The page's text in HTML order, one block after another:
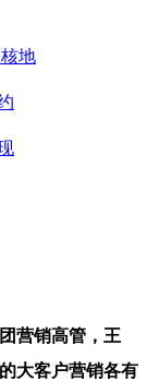
地
营销高管，王
大客户营销各有